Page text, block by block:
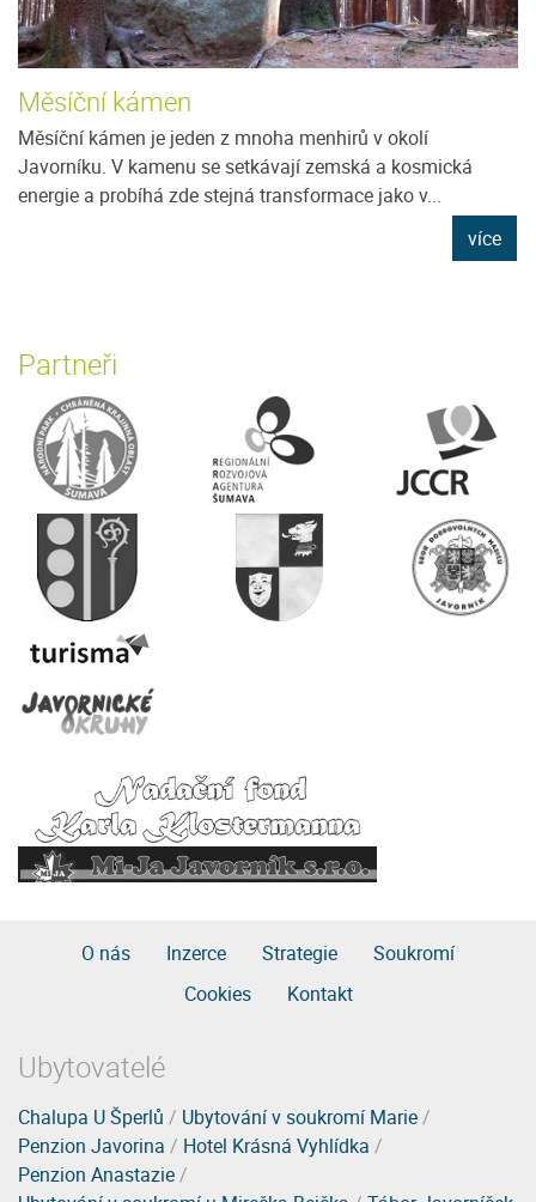
Měsíční kámen
Měsíční kámen je jeden z mnoha menhirů v okolí
Javorníku. V kamenu se setkávají zemská a kosmická
energie a probíhá zde stejná transformace jako v...
více
Partneři
O nás Inzerce Strategie
Soukromí
Cookies
Kontakt
Ubytovatelé
Chalupa U Šperlů / Ubytování v soukromí Marie/
Penzion Javorina / Hotel Krásná Vyhlídka /
Penzion Anastazie/